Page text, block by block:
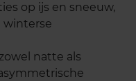
op ijs en sneeuw,
winterse
natte als